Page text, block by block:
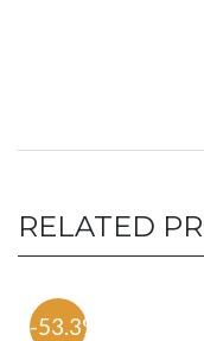
RELATED
-53.3%